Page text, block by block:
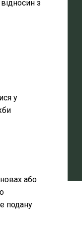
з
у
або
подану